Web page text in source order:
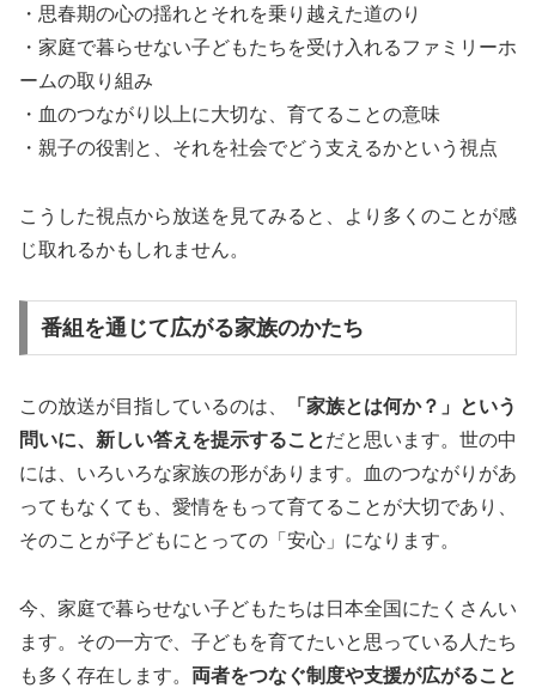
・思春期の心の揺れとそれを乗り越えた道のり
・家庭で暮らせない子どもたちを受け入れるファミリーホ
ームの取り組み
・血のつながり以上に大切な、育てることの意味
・親子の役割と、それを社会でどう支えるかという視点
こうした視点から放送を見てみると、より多くのことが感
じ取れるかもしれません。
番組を通じて広がる家族のかたち
この放送が目指しているのは、
「家族とは何か？」という
問いに、新しい答えを提示することだと思います。世の中
には、いろいろな家族の形があります。血のつながりがあ
ってもなくても、愛情をもって育てることが大切であり、
そのことが子どもにとっての「安心」になります。
今、家庭で暮らせない子どもたちは日本全国にたくさんい
ます。その一方で、子どもを育てたいと思っている人たち
も多く存在します。 両者をつなぐ制度や支援が広がること